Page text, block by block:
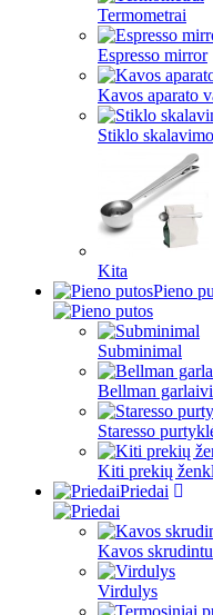
Termometrai
Espresso mirror
Kavos aparato
Stiklo
Kita
Pieno
Subminimal
Bellman
Staresso
Kiti prekių
Priedai
Kavos
Virdulys